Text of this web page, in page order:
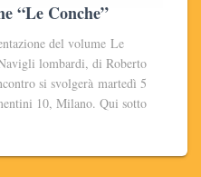
“Le Conche”
del volume Le
lombardi, di Roberto
si svolgerà martedì 5
10, Milano. Qui sotto